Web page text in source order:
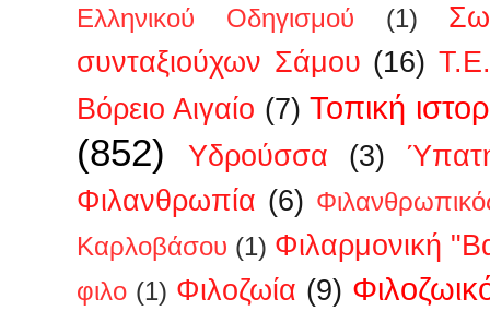
Ελληνικού Οδηγισμού
(1)
συνταξιούχων Σάμου (16)
Βόρειο Αιγαίο (7) Τοπική
(852) Υδρούσσα (3)
Φιλανθρωπία (6)
Καρλοβάσου (1) Φιλαρμονική
φιλο (1) Φιλοζωία (9)